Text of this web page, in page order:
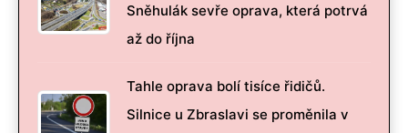
Sněhulák sevře oprava, která potrvá
až do října
Tahle oprava bolí tisíce řidičů.
Silnice u Zbraslavi se proměnila v